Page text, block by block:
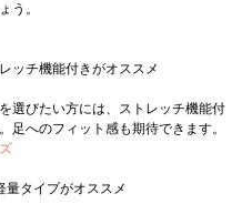
ッチ機能付きがオススメ
選びたい方には、ストレッチ機能付
量タイプがオススメ